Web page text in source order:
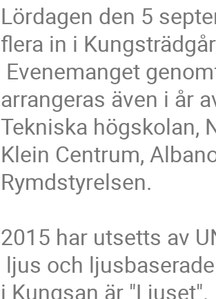
Lördagen den 5
flera in i
arrangeras även i år
Tekniska högskolan,
Klein Centrum,
Rymdstyrelsen.
2015 har utsetts av
i Kungsan är "Ljuset".